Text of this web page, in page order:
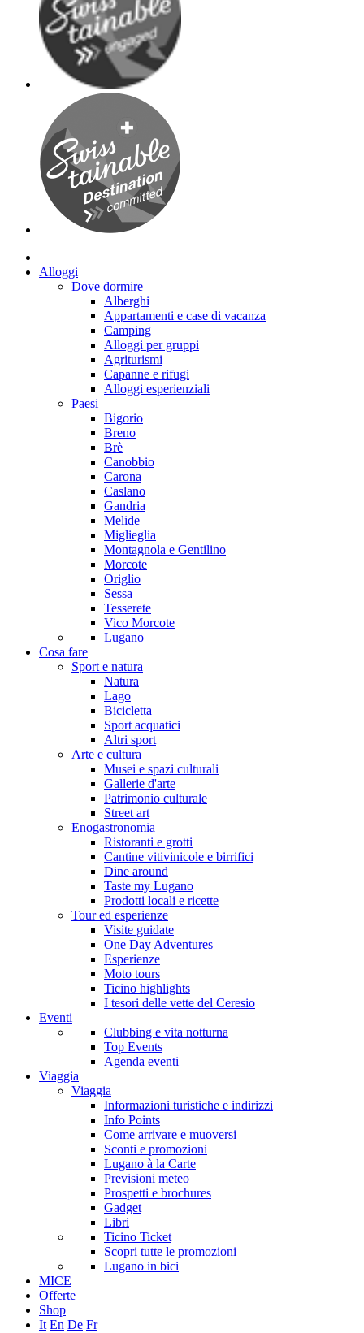
Alloggi
Dove dormire
Alberghi
Appartamenti e case di vacanza
Camping
Alloggi per gruppi
Agriturismi
Capanne e rifugi
Alloggi esperienziali
Paesi
Bigorio
Breno
Brè
Canobbio
Carona
Caslano
Gandria
Melide
Miglieglia
Montagnola e Gentilino
Morcote
Origlio
Sessa
Tesserete
Vico Morcote
Lugano
Cosa fare
Sport e natura
Natura
Lago
Bicicletta
Sport acquatici
Altri sport
Arte e cultura
Musei e spazi culturali
Gallerie d'arte
Patrimonio culturale
Street art
Enogastronomia
Ristoranti e grotti
Cantine vitivinicole e birrifici
Dine around
Taste my Lugano
Prodotti locali e ricette
Tour ed esperienze
Visite guidate
One Day Adventures
Esperienze
Moto tours
Ticino highlights
I tesori delle vette del Ceresio
Eventi
Clubbing e vita notturna
Top Events
Agenda eventi
Viaggia
Viaggia
Informazioni turistiche e indirizzi
Info Points
Come arrivare e muoversi
Sconti e promozioni
Lugano à la Carte
Previsioni meteo
Prospetti e brochures
Gadget
Libri
Ticino Ticket
Scopri tutte le promozioni
Lugano in bici
MICE
Offerte
Shop
It En De Fr